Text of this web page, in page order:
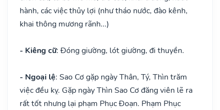
hành, các việc thủy lợi (như tháo nước, đào kênh,
khai thông mương rãnh...)
- Kiêng cữ: Đóng giường, lót giường, đi thuyền.
- Ngoại lệ: Sao Cơ gặp ngày Thân, Tý, Thìn trăm
việc đều kỵ. Gặp ngày Thìn Sao Cơ đăng viên lẽ ra
rất tốt nhưng lại phạm Phục Đoạn. Phạm Phục